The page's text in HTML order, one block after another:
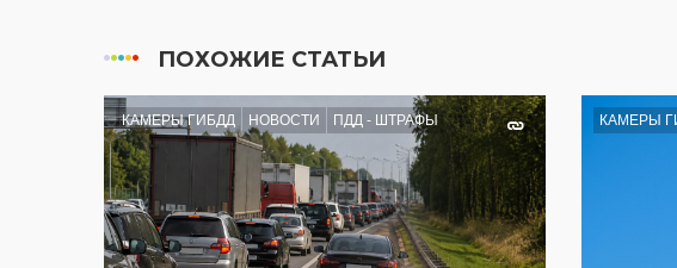
ПОХОЖИЕ СТАТЬИ
КАМЕРЫ ГИБДД НОВОСТИ ПДД - ШТРАФЫ КАМЕРЫ